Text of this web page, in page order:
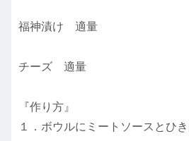
福神漬け 適量
チーズ 適量
『作り方』
１．ボウルにミートソースとひ